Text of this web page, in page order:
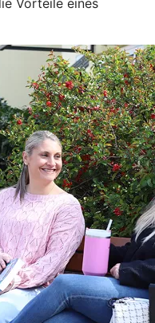
Vorteile eines